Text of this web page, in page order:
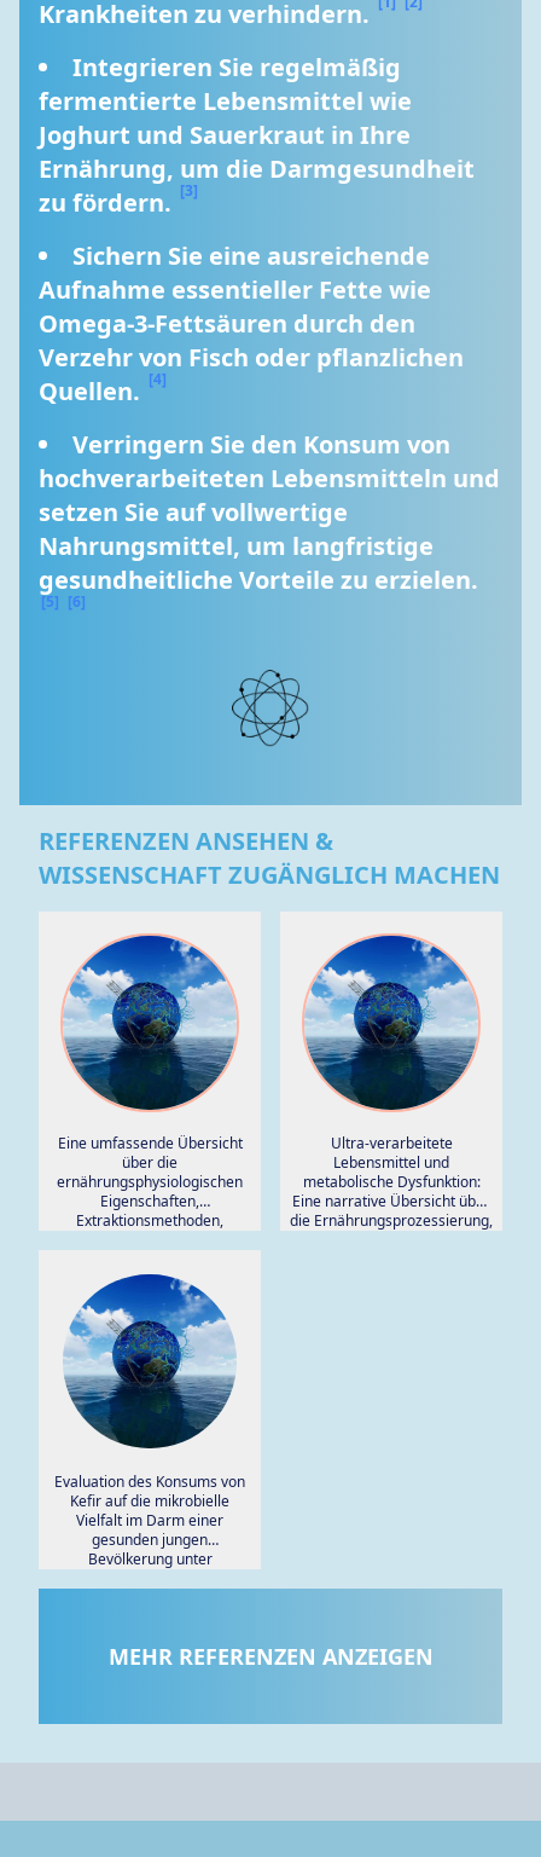
Krankheiten zu verhindern.
Integrieren Sie regelmäßig
fermentierte Lebensmittel wie
Joghurt und Sauerkraut in Ihre
Ernährung, um die Darmgesundheit
zu fördern. [3]
Sichern Sie eine ausreichende
Aufnahme essentieller Fette wie
Omega-3-Fettsäuren durch den
Verzehr von Fisch oder pflanzlichen
Quellen. [4]
Verringern Sie den Konsum von
hochverarbeiteten Lebensmitteln und
setzen Sie auf vollwertige
Nahrungsmittel, um langfristige
[5] [6]
REFERENZEN ANSEHEN &
WISSENSCHAFT ZUGÄNGLICH MACHEN
Eine umfassende Übersicht
über die
ernährungsphysiologischen
Eigenschaften,
Extraktionsmethoden,
Lebensmittelanwendungen
und Gesundheitsvorteile von
Omega-Fettsäuren.
Ultra-verarbeitete
Lebensmittel und
metabolische Dysfunktion:
Eine narrative Übersicht über
die Ernährungsprozessierung,
Evaluation des Konsums von
Kefir auf die mikrobielle
Vielfalt im Darm einer
gesunden jungen
Bevölkerung unter
MEHR REFERENZEN ANZEIGEN